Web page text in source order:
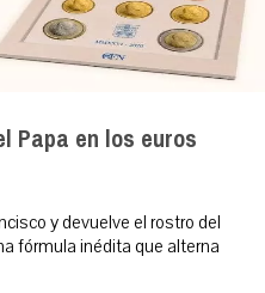
Papa en los euros
y devuelve el rostro del
fórmula inédita que alterna